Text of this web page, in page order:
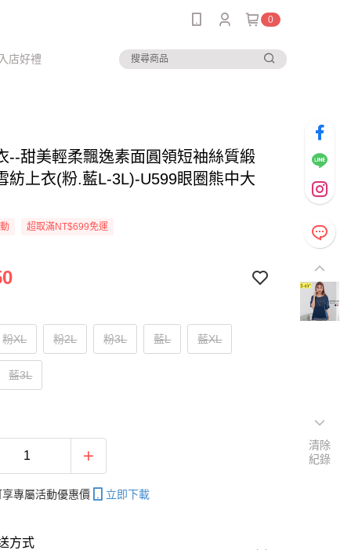
0
店好禮
--甜美輕柔飄逸素面圓領短袖絲質緞
紡上衣(粉.藍L-3L)-U599眼圈熊中大
超取滿NT$699免運
粉XL 粉2L 粉3L 藍L 藍XL
藍3L
專屬活動優惠價 立即下載
方式
清除
紀錄